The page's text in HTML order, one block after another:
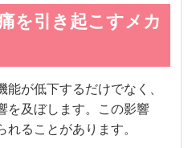
を引き起こすメカ
が低下するだけでなく、
を及ぼします。この影響
ることがあります。